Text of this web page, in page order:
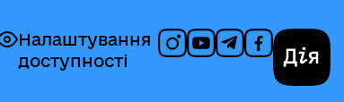
Налаштування
доступності